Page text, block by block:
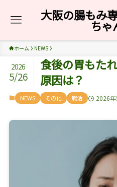
大阪の腸もみ
ちゃ
ホーム NEWS
食後の胃もた
原因は？
2026
5/26
NEWS その他 腸活 2026